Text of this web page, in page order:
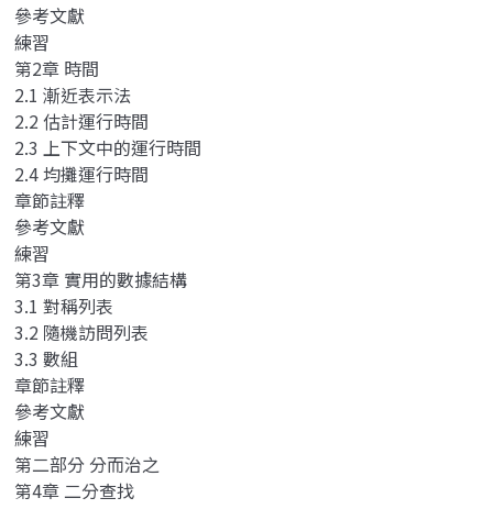
參考文獻
練習
第2章 時間
2.1 漸近表示法
2.2 估計運行時間
2.3 上下文中的運行時間
2.4 均攤運行時間
章節註釋
參考文獻
練習
第3章 實用的數據結構
3.1 對稱列表
3.2 隨機訪問列表
3.3 數組
章節註釋
參考文獻
練習
第二部分 分而治之
第4章 二分查找